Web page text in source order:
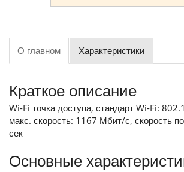
О главном Характеристики
Краткое описание
Wi-Fi точка доступа, стандарт Wi-Fi:
макс. скорость: 1167 Мбит/с, скорость
сек
Основные